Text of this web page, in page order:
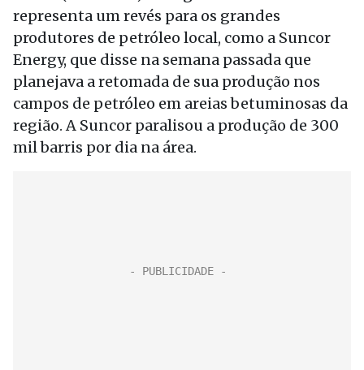
representa um revés para os grandes
produtores de petróleo local, como a Suncor
Energy, que disse na semana passada que
planejava a retomada de sua produção nos
campos de petróleo em areias betuminosas da
região. A Suncor paralisou a produção de 300
mil barris por dia na área.